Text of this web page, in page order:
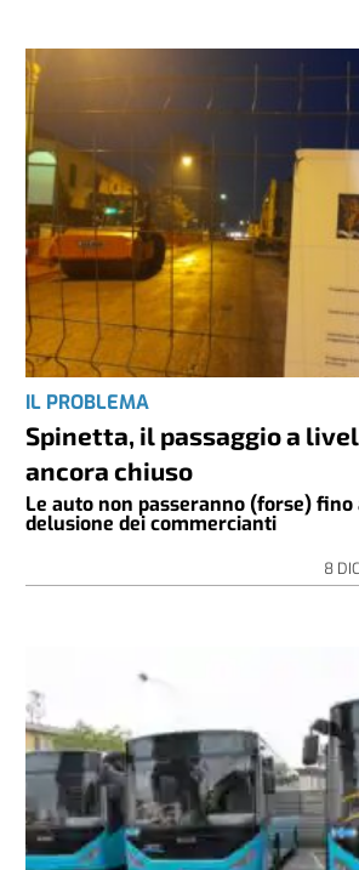
IL PROBLEMA
Spinetta, il passaggio a
ancora chiuso
Le auto non passeranno (forse) fino
delusione dei commercianti
8